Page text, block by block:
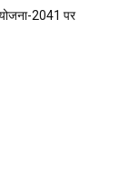
2041 पर